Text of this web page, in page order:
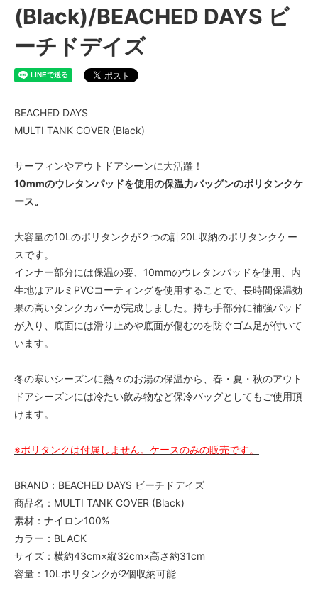
(Black)/BEACHED DAYS ビ
ーチドデイズ
BEACHED DAYS
MULTI TANK COVER (Black)
サーフィンやアウトドアシーンに大活躍！
10mmのウレタンパッドを使用の保温力バッグンのポリタンクケ
ース。
大容量の10Lのポリタンクが２つの計20L収納のポリタンクケー
スです。
インナー部分には保温の要、10mmのウレタンパッドを使用、内
生地はアルミPVCコーティングを使用することで、長時間保温効
果の高いタンクカバーが完成しました。持ち手部分に補強パッド
が入り、底面には滑り止めや底面が傷むのを防ぐゴム足が付いて
います。
冬の寒いシーズンに熱々のお湯の保温から、春・夏・秋のアウト
ドアシーズンには冷たい飲み物など保冷バッグとしてもご使用頂
けます。
※ポリタンクは付属しません。ケースのみの販売です。
BRAND：BEACHED DAYS ビーチドデイズ
商品名：MULTI TANK COVER (Black)
素材：ナイロン100%
カラー：BLACK
サイズ：横約43cm×縦32cm×高さ約31cm
容量：10Lポリタンクが2個収納可能